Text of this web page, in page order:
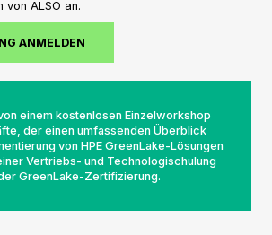
von ALSO an.
ANMELDEN
einem kostenlosen Einzelworkshop
der einen umfassenden Überblick
von HPE GreenLake-Lösungen
Vertriebs- und Technologischulung
GreenLake-Zertifizierung.